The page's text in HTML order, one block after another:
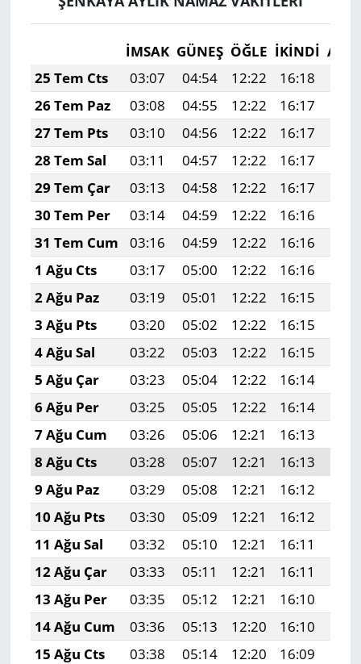
İMSAK GÜNEŞ ÖĞLE İKINDI
25 Tem Cts
03:07 04:54 12:22 16:18
26 Tem Paz
03:08 04:55 12:22 16:17
27 Tem Pts
03:10 04:56 12:22 16:17
28 Tem Sal
03:11 04:57 12:22 16:17
29 Tem Çar
03:13 04:58 12:22 16:17
30 Tem Per
03:14 04:59 12:22 16:16
31 Tem Cum
03:16 04:59 12:22 16:16
1 Ağu Cts
03:17 05:00 12:22 16:16
2 Ağu Paz
03:19 05:01 12:22 16:15
3 Ağu Pts
03:20 05:02 12:22 16:15
4 Ağu Sal
03:22 05:03 12:22 16:15
5 Ağu Çar
03:23 05:04 12:22 16:14
6 Ağu Per
03:25 05:05 12:22 16:14
7 Ağu Cum
03:26 05:06 12:21 16:13
8 Ağu Cts
03:28 05:07 12:21 16:13
9 Ağu Paz
03:29 05:08 12:21 16:12
10 Ağu Pts
03:30 05:09 12:21 16:12
11 Ağu Sal
03:32 05:10 12:21 16:11
12 Ağu Çar
03:33 05:11 12:21 16:11
13 Ağu Per
03:35 05:12 12:21 16:10
14 Ağu Cum
03:36 05:13 12:20 16:10
15 Ağu Cts
03:38 05:14 12:20 16:09